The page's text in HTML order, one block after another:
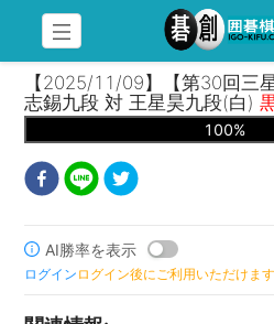
【2025/11/09】【第30回三
志錫九段 対 王星昊九段(白)
100%
AI勝率を表示
ログイン ログイン後にご利用いただけます